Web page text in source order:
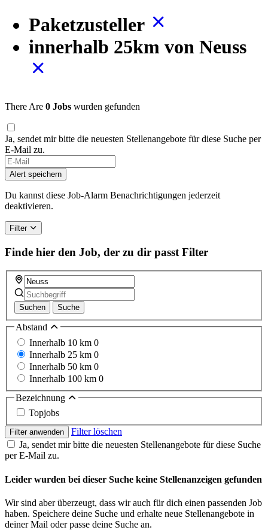
Paketzusteller
innerhalb 25km von Neuss
There Are 0 Jobs wurden gefunden
Ja, sendet mir bitte die neuesten Stellenangebote für diese Suche per
E-Mail zu.
Alert speichern
Du kannst diese Job-Alarm Benachrichtigungen jederzeit
deaktivieren.
Filter
Finde hier den Job, der zu dir passt Filter
Suchen Suche
Abstand
Innerhalb 10 km 0
Innerhalb 25 km 0
Innerhalb 50 km 0
Innerhalb 100 km 0
Bezeichnung
Topjobs
Filter anwenden
Filter löschen
Ja, sendet mir bitte die neuesten Stellenangebote für diese Suche
per E-Mail zu.
Leider wurden bei dieser Suche keine Stellenanzeigen gefunden
Wir sind aber überzeugt, dass wir auch für dich einen passenden Job
haben. Speichere deine Suche und erhalte neue Stellenangebote in
deiner Mail oder passe deine Suche an.